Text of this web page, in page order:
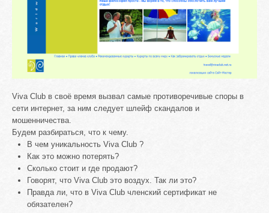
Viva Club в своё время вызвал самые противоречивые споры в
сети интернет, за ним следует шлейф скандалов и
мошенничества.
Будем разбираться, что к чему.
В чем уникальность Viva Club ?
Как это можно потерять?
Сколько стоит и где продают?
Говорят, что Viva Club это воздух. Так ли это?
Правда ли, что в Viva Club членский сертификат не
обязателен?